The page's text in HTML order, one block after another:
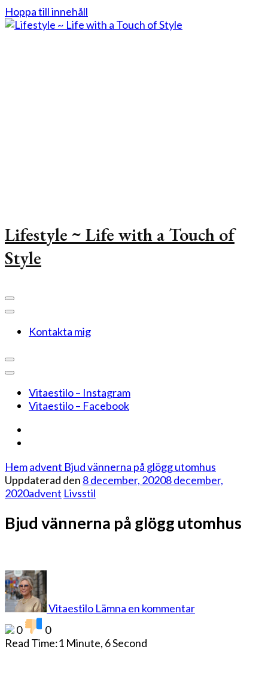
Hoppa till innehåll
Lifestyle ~ Life with a Touch of
Style
Kontakta mig
Vitaestilo – Instagram
Vitaestilo – Facebook
Hemadvent Bjud vännerna på glögg utomhus
Uppdaterad den 8 december, 20208 december,
2020advent Livsstil
Bjud vännerna på glögg utomhus
Vitaestilo Lämna en kommentar
på
0
0
Read Time:1 Minute, 6 Second